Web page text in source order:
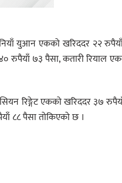
युआन एकको खरिददर २२
रुपैयाँ ७३ पैसा, कतारी रियाल
रिङ्गेट एकको खरिददर ३७
८८ पैसा तोकिएको छ ।